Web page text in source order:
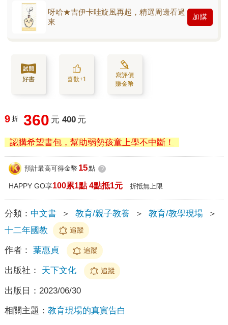
呀哈★吉伊卡哇旋風再起，精選周邊看過
來
加購
好書 喜歡+1
寫評價
賺金幣
9 折 360 元 400 元
認購希望書包，幫助弱勢孩童上學不中斷！
預計最高可得金幣 15點 ?
HAPPY GO享100累1點 4點抵1元 折抵無上限
分類： 中文書 ＞ 教育/親子教養 ＞ 教育/教學現場
＞
十二年國教
追蹤
作者： 葉惠貞 追蹤
出版社： 天下文化 追蹤
出版日： 2023/06/30
相關主題： 教育現場的真實告白